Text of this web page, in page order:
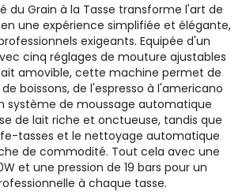
du Grain à la Tasse transforme l'art de
une expérience simplifiée et élégante,
exigeants. Equipée d'un
cinq réglages de mouture ajustables
amovible, cette machine permet de
boissons, de l'espresso à l'americano
système de moussage automatique
de lait riche et onctueuse, tandis que
tasses et le nettoyage automatique
de commodité. Tout cela avec une
et une pression de 19 bars pour un
à chaque tasse.